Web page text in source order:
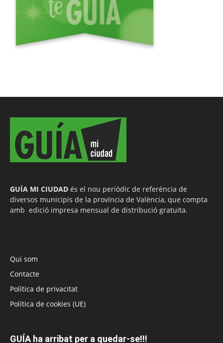
GUÍA MI CIUDAD és el nou periòdic de referència de
diversos municipis de la província de València, que compta
amb edició impresa mensual de distribució gratuïta.
Qui som
Contacte
Política de privacitat
Política de cookies (UE)
GUÍA ha arribat per a quedar-se!!!